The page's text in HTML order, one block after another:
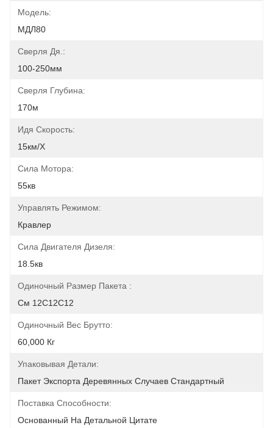
Модель:
МДЛ80
Сверля Дя.:
100-250мм
Сверля Глубина:
170м
Идя Скорость:
15км/х
Сила Мотора:
55кв
Управлять Режимом:
Кравлер
Сила Двигателя Дизеля:
18.5кв
Одиночный Размер Пакета :
См 12С12С12
Одиночный Вес Брутто:
60,000 Кг
Упаковывая Детали:
Пакет Экспорта Деревянных Случаев Стандартный
Поставка Способности:
Основанный На Детальной Цитате